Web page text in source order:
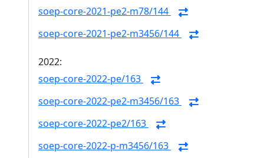
soep-core-2021-pe2-m78/144
soep-core-2021-pe2-m3456/144
2022:
soep-core-2022-pe/163
soep-core-2022-pe2-m3456/163
soep-core-2022-pe2/163
soep-core-2022-p-m3456/163